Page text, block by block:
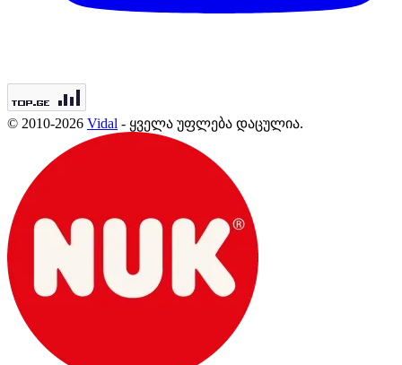
© 2010-2026 Vidal - ყველა უფლება დაცულია.